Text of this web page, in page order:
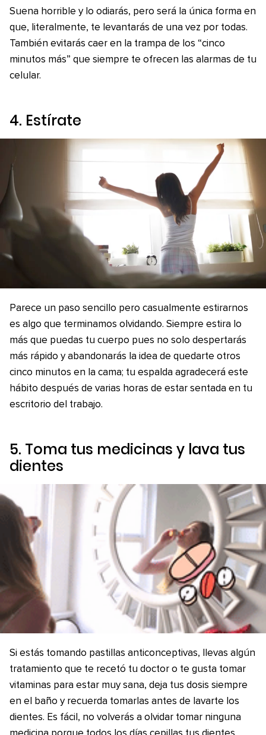
Suena horrible y lo odiarás, pero será la única forma en
que, literalmente, te levantarás de una vez por todas.
También evitarás caer en la trampa de los “cinco
minutos más” que siempre te ofrecen las alarmas de tu
celular.
4. Estírate
Parece un paso sencillo pero casualmente estirarnos
es algo que terminamos olvidando. Siempre estira lo
más que puedas tu cuerpo pues no solo despertarás
más rápido y abandonarás la idea de quedarte otros
cinco minutos en la cama; tu espalda agradecerá este
hábito después de varias horas de estar sentada en tu
escritorio del trabajo.
5. Toma tus medicinas y lava tus
dientes
Si estás tomando pastillas anticonceptivas, llevas algún
tratamiento que te recetó tu doctor o te gusta tomar
vitaminas para estar muy sana, deja tus dosis siempre
en el baño y recuerda tomarlas antes de lavarte los
dientes. Es fácil, no volverás a olvidar tomar ninguna